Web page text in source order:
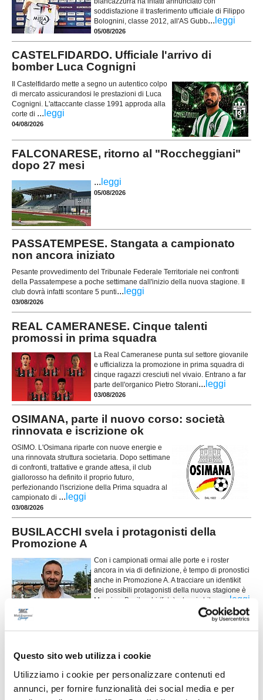
Questo sito web utilizza i cookie
Utilizziamo i cookie per personalizzare contenuti ed
annunci, per fornire funzionalità dei social media e per
soddisfazione il trasferimento ufficiale di Filippo
Bolognini, classe 2012, all'AS Gubb... leggi
05/08/2026
CASTELFIDARDO. Ufficiale l'arrivo di
bomber Luca Cognigni
Il Castelfidardo mette a segno un autentico colpo
di mercato assicurandosi le prestazioni di Luca
Cognigni. L'attaccante classe 1991 approda alla
corte di ... leggi
04/08/2026
FALCONARESE, ritorno al "Roccheggiani"
dopo 27 mesi
... leggi
05/08/2026
PASSATEMPESE. Stangata a campionato
non ancora iniziato
Pesante provvedimento del Tribunale Federale Territoriale nei confronti
della Passatempese a poche settimane dall'inizio della nuova stagione. Il
club dovrà infatti scontare 5 punti... leggi
03/08/2026
REAL CAMERANESE. Cinque talenti
promossi in prima squadra
La Real Cameranese punta sul settore giovanile
e ufficializza la promozione in prima squadra di
cinque ragazzi cresciuti nel vivaio. Entrano a far
parte dell'organico Pietro Storani... leggi
03/08/2026
OSIMANA, parte il nuovo corso: società
rinnovata e iscrizione ok
OSIMO. L'Osimana riparte con nuove energie e
una rinnovata struttura societaria. Dopo settimane
di confronti, trattative e grande attesa, il club
giallorosso ha definito il proprio futuro,
perfezionando l'iscrizione della Prima squadra al
campionato di ... leggi
03/08/2026
BUSILACCHI svela i protagonisti della
Promozione A
Con i campionati ormai alle porte e i roster
ancora in via di definizione, è tempo di pronostici
anche in Promozione A. A tracciare un identikit
dei possibili protagonisti della nuova stagione è
Massimo Busilacchi (foto), che si sbilanc
leggi
LORETO. Parte la nuova stagione: obiettivo
Incontro di presentazione tra la società, la parte tecnica, con il nuovo mister
Alessio Antonietti, e i giocatori che fanno parte della prima squadra del
fortemente dalla società e dal nuovo allenatore Alessio Antonie ... leggi